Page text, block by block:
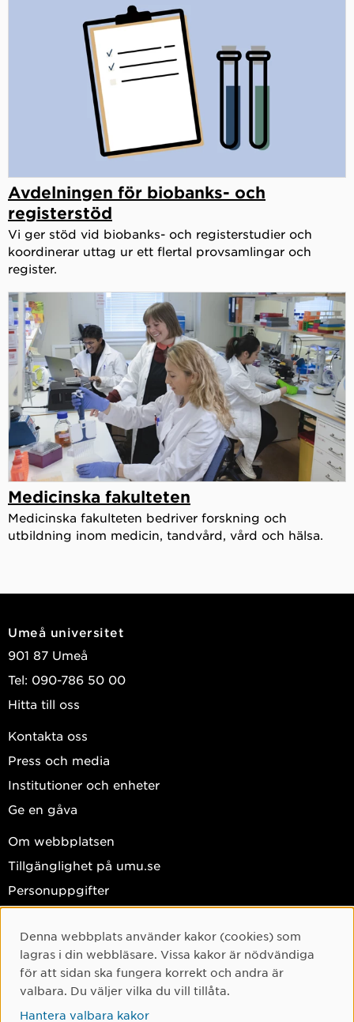
Avdelningen för biobanks- och
registerstöd
Vi ger stöd vid biobanks- och registerstudier och
koordinerar uttag ur ett flertal provsamlingar och
register.
Medicinska fakulteten
Medicinska fakulteten bedriver forskning och
utbildning inom medicin, tandvård, vård och hälsa.
Umeå universitet
901 87 Umeå
Tel: 090-786 50 00
Hitta till oss
Kontakta oss
Press och media
Institutioner och enheter
Ge en gåva
Om webbplatsen
Tillgänglighet på umu.se
Personuppgifter
Instagram
TikTok
Cookie-samtycke
Denna webbplats använder kakor (cookies) som
lagras i din webbläsare. Vissa kakor är nödvändiga
för att sidan ska fungera korrekt och andra är
valbara. Du väljer vilka du vill tillåta.
Hantera valbara kakor